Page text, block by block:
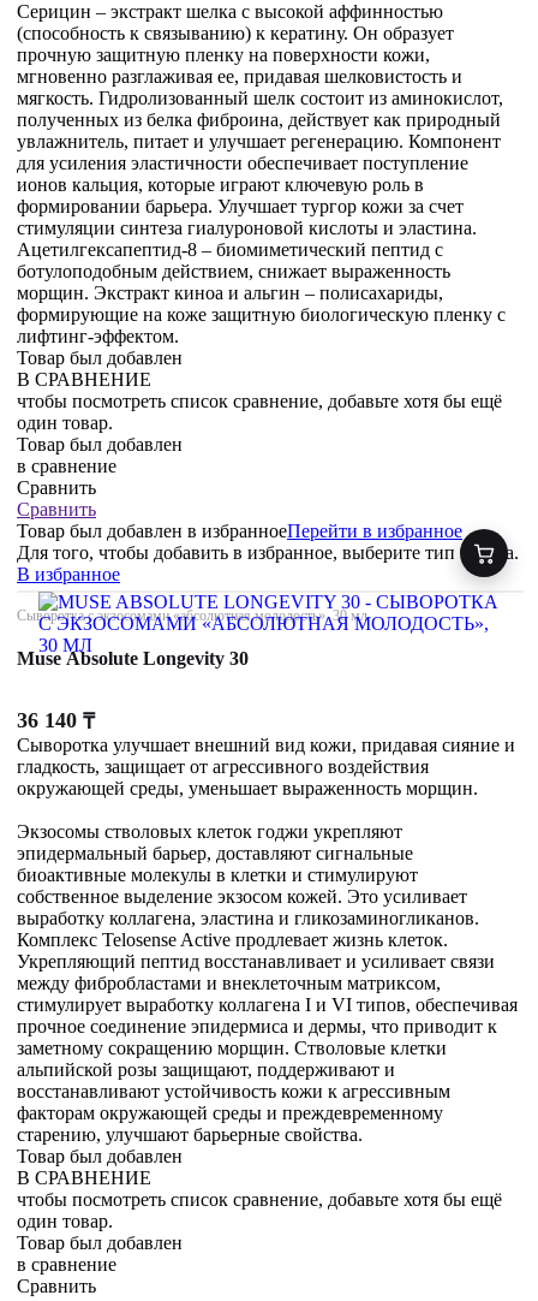
Серицин – экстракт шелка с высокой аффинностью
(способность к связыванию) к кератину. Он образует
прочную защитную пленку на поверхности кожи,
мгновенно разглаживая ее, придавая шелковистость и
мягкость. Гидролизованный шелк состоит из аминокислот,
полученных из белка фиброина, действует как природный
увлажнитель, питает и улучшает регенерацию. Компонент
для усиления эластичности обеспечивает поступление
ионов кальция, которые играют ключевую роль в
формировании барьера. Улучшает тургор кожи за счет
стимуляции синтеза гиалуроновой кислоты и эластина.
Ацетилгексапептид-8 – биомиметический пептид с
ботулоподобным действием, снижает выраженность
морщин. Экстракт киноа и альгин – полисахариды,
формирующие на коже защитную биологическую пленку с
лифтинг-эффектом.
Товар был добавлен
В СРАВНЕНИЕ
чтобы посмотреть список сравнение, добавьте хотя бы ещё
один товар.
Товар был добавлен
в сравнение
Сравнить
Сравнить
Товар был добавлен в избранноеПерейти в избранное
Для того, чтобы добавить в избранное, выберите тип товара.
В избранное
Сыворотка с экзосомами «абсолютная молодость», 30 мл
Muse Absolute Longevity 30
36 140 ₸
Сыворотка улучшает внешний вид кожи, придавая сияние и
гладкость, защищает от агрессивного воздействия
окружающей среды, уменьшает выраженность морщин.
Экзосомы стволовых клеток годжи укрепляют
эпидермальный барьер, доставляют сигнальные
биоактивные молекулы в клетки и стимулируют
собственное выделение экзосом кожей. Это усиливает
выработку коллагена, эластина и гликозаминогликанов.
Комплекс Telosense Active продлевает жизнь клеток.
Укрепляющий пептид восстанавливает и усиливает связи
между фибробластами и внеклеточным матриксом,
стимулирует выработку коллагена I и VI типов, обеспечивая
прочное соединение эпидермиса и дермы, что приводит к
заметному сокращению морщин. Стволовые клетки
альпийской розы защищают, поддерживают и
восстанавливают устойчивость кожи к агрессивным
факторам окружающей среды и преждевременному
старению, улучшают барьерные свойства.
Товар был добавлен
В СРАВНЕНИЕ
чтобы посмотреть список сравнение, добавьте хотя бы ещё
один товар.
Товар был добавлен
в сравнение
Сравнить